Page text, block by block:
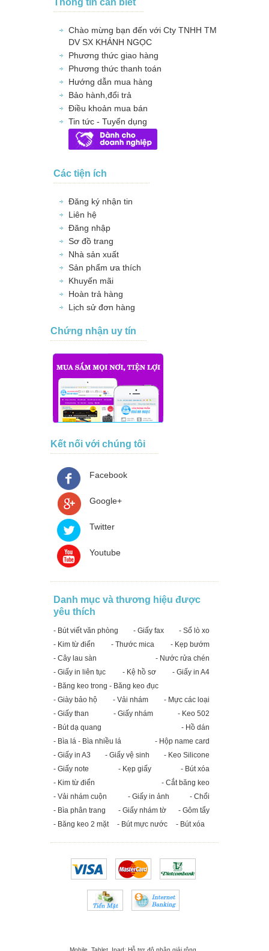
Thông tin cần biết
Chào mừng bạn đến với Cty TNHH TM
DV SX KHÁNH NGỌC
Phương thức giao hàng
Phương thức thanh toán
Hướng dẫn mua hàng
Bảo hành,đổi trả
Điều khoản mua bán
Tin tức - Tuyển dụng
Các tiện ích
Đăng ký nhận tin
Liên hệ
Đăng nhập
Sơ đồ trang
Nhà sản xuất
Sản phẩm ưa thích
Khuyến mãi
Hoàn trả hàng
Lịch sử đơn hàng
Chứng nhận uy tín
Kết nối với chúng tôi
Facebook
Google+
Twitter
Youtube
Danh mục và thương hiệu được
yêu thích
- Bút viết văn phòng - Giấy fax
- Sổ lò xo
- Kim từ điển
- Thước mica
- Kẹp bướm
- Cây lau sàn
- Nước rửa chén
- Giấy in liên tục
- Kệ hồ sơ
- Giấy in A4
- Băng keo trong - Băng keo đục
- Giày bảo hộ
- Vải nhám
- Mực các loại
- Giấy than
- Giấy nhám
- Keo 502
- Bút dạ quang
- Hồ dán
- Bìa lá - Bìa nhiều lá
- Hộp name card
- Giấy in A3
- Giấy vệ sinh
- Keo Silicone
- Giấy note
- Kẹp giấy
- Bút xóa
- Kim từ điển
- Cắt băng keo
- Vải nhám cuộn
- Giấy in ảnh
- Chổi
- Bìa phân trang
- Giấy nhám tờ
- Gôm tẩy
- Băng keo 2 mặt
- Bút mực nước - Bút xóa